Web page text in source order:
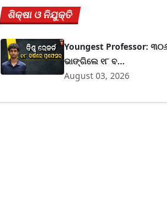
ଶିକ୍ଷା ଓ ନିଯୁକ୍ତି
Youngest Professor:
ଭାଙ୍ଗିଲେ ୧୮ ବ...
August 03, 2026